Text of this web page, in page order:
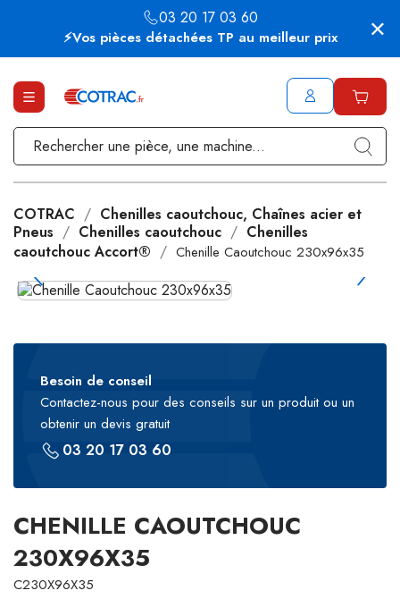
⚡Vos pièces détachées TP au meilleur prix
03 20 17 03 60
COTRAC
Chenilles caoutchouc, Chaînes acier et
Pneus
Chenilles caoutchouc
Chenilles
caoutchouc Accort®
Chenille Caoutchouc 230x96x35
Besoin de conseil
Contactez-nous pour des conseils sur un produit ou un
obtenir un devis gratuit
03 20 17 03 60
CHENILLE CAOUTCHOUC
230X96X35
C230X96X35